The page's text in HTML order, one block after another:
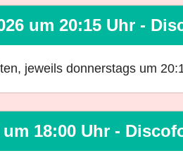
um 20:15 Uhr -
jeweils donnerstags um
um 18:00 Uhr -